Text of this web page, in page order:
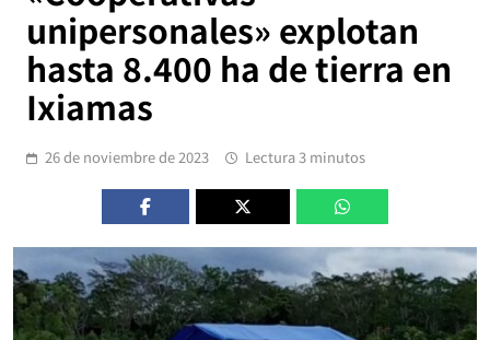
unipersonales» explotan
hasta 8.400 ha de tierra en
Ixiamas
26 de noviembre de 2023 Lectura 3 minutos